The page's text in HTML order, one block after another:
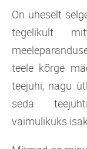
On üheselt
tegelikult
teele kõrge
teejuhi, nagu
seda
vaimulikuks